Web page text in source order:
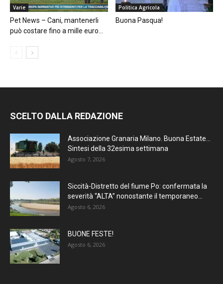
Varie
Pet News – Cani, mantenerli
può costare fino a mille euro...
Politica Agricola
Buona Pasqua!
SCELTO DALLA REDAZIONE
Associazione Granaria Milano. Buona Estate…
Sintesi della 32esima settimana
Agosto 7, 2026
Siccità-Distretto del fiume Po: confermata la
severità “ALTA” nonostante il temporaneo...
Agosto 6, 2026
BUONE FESTE!
Agosto 6, 2026